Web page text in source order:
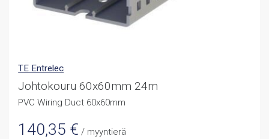
TE Entrelec
Johtokouru 60x60mm 24m
PVC Wiring Duct 60x60mm
140,35 € / myyntierä